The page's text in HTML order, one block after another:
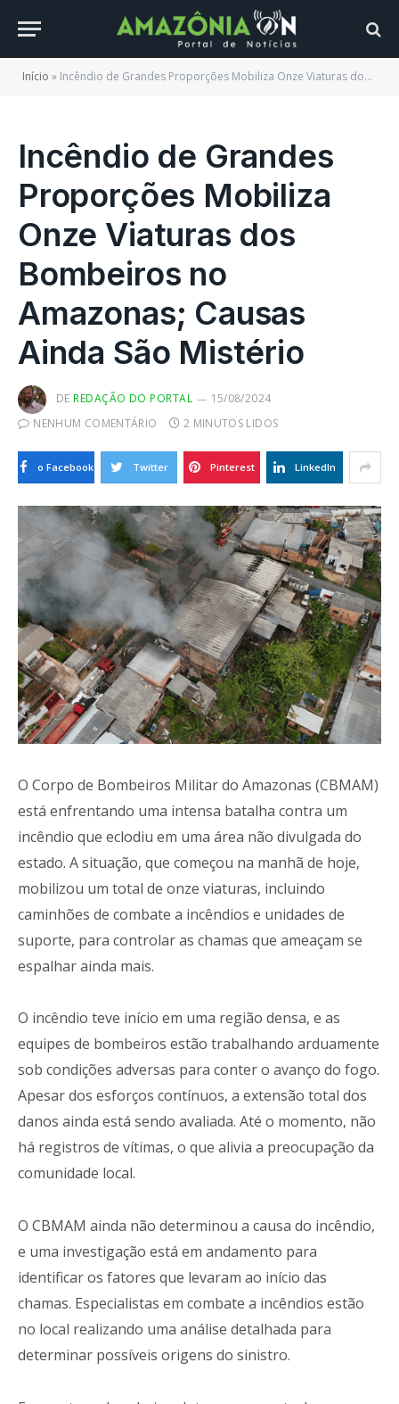
Início » Incêndio de Grandes Proporções Mobiliza Onze Viaturas dos Bombeiros no Amazonas; Causas Ainda São Mistério
Incêndio de Grandes
Proporções Mobiliza
Onze Viaturas dos
Bombeiros no
Amazonas; Causas
Ainda São Mistério
DE REDAÇÃO DO PORTAL
15/08/2024
NENHUM COMENTÁRIO
2 MINUTOS LIDOS
o Facebook Twitter Pinterest LinkedIn
O Corpo de Bombeiros Militar do Amazonas (CBMAM)
está enfrentando uma intensa batalha contra um
incêndio que eclodiu em uma área não divulgada do
estado. A situação, que começou na manhã de hoje,
mobilizou um total de onze viaturas, incluindo
caminhões de combate a incêndios e unidades de
suporte, para controlar as chamas que ameaçam se
espalhar ainda mais.
O incêndio teve início em uma região densa, e as
equipes de bombeiros estão trabalhando arduamente
sob condições adversas para conter o avanço do fogo.
Apesar dos esforços contínuos, a extensão total dos
danos ainda está sendo avaliada. Até o momento, não
há registros de vítimas, o que alivia a preocupação da
comunidade local.
O CBMAM ainda não determinou a causa do incêndio,
e uma investigação está em andamento para
identificar os fatores que levaram ao início das
chamas. Especialistas em combate a incêndios estão
no local realizando uma análise detalhada para
determinar possíveis origens do sinistro.